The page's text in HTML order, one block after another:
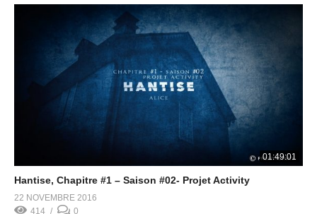
01:49:01
Hantise, Chapitre #1 – Saison #02- Projet Activity
22 NOVEMBRE 2016
414
0